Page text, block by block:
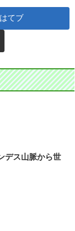
はてブ
デス山脈から世